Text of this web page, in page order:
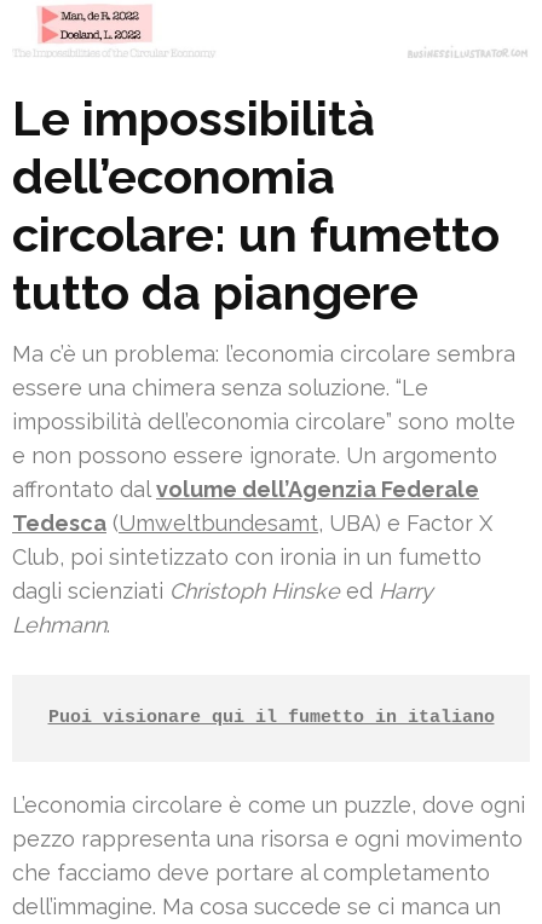
Le impossibilità
dell’economia
circolare: un fumetto
tutto da piangere
Ma c’è un problema: l’economia circolare sembra
essere una chimera senza soluzione. “Le
impossibilità dell’economia circolare” sono molte
e non possono essere ignorate. Un argomento
affrontato dalvolume dell’Agenzia Federale
Tedesca (Umweltbundesamt, UBA) e Factor X
Club, poi sintetizzato con ironia in un fumetto
dagli scienziati Christoph Hinskeed Harry
Lehmann.
Puoi visionare qui il fumetto in italiano
L’economia circolare è come un puzzle, dove ogni
pezzo rappresenta una risorsa e ogni movimento
che facciamo deve portare al completamento
dell’immagine. Ma cosa succede se ci manca un